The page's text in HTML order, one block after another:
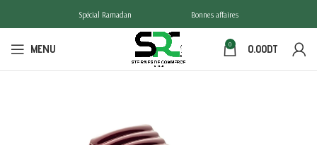
Spécial Ramadan Bonnes affaires
MENU 0 0.00DT